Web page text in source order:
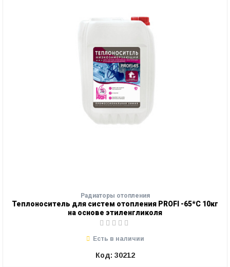
Радиаторы отопления
Теплоноситель для систем отопления PROFI -65*С 10кг
на основе этиленгликоля
Есть в наличии
Код: 30212